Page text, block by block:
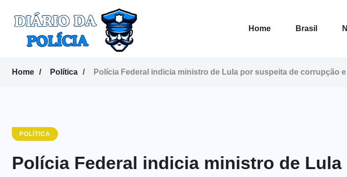
Home Brasil
Home Política Polícia Federal indicia ministro de Lula por suspeita de corrupção
POLÍTICA
Polícia Federal indicia ministro de Lula